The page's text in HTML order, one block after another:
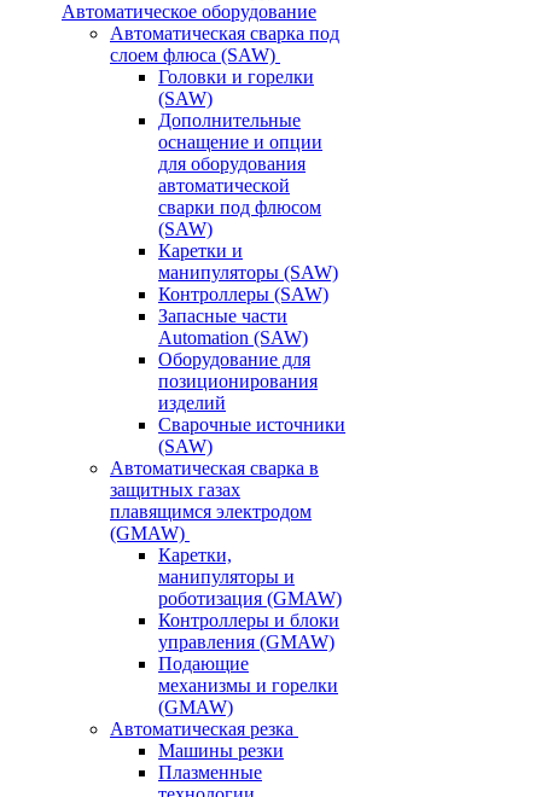
Автоматическое оборудование
Автоматическая сварка под
слоем флюса (SAW)
Головки и горелки
(SAW)
Дополнительные
оснащение и опции
для оборудования
автоматической
сварки под флюсом
(SAW)
Каретки и
манипуляторы (SAW)
Контроллеры (SAW)
Запасные части
Automation (SAW)
Оборудование для
позиционирования
изделий
Сварочные источники
(SAW)
Автоматическая сварка в
защитных газах
плавящимся электродом
(GMAW)
Каретки,
манипуляторы и
роботизация (GMAW)
Контроллеры и блоки
управления (GMAW)
Подающие
механизмы и горелки
(GMAW)
Автоматическая резка
Машины резки
Плазменные